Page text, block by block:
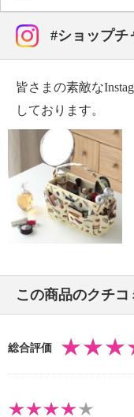
・開口部：ダブルフ
・ポケット（外側）
１個
個
・ハンドル：あり
【素材】
・外側：ポリエステ
・内側：ポリエステ
【サイズ】
・約縦２４ｃｍ×横
・ハンドル立ち上が
【重さ】
【原産国（地）】
・中国製
＜カードケース＞
【詳細】
・カード収納枚数：
【素材】
#ショップチ
皆さまの素敵な
しております。
この商品のクチコ
総合評価